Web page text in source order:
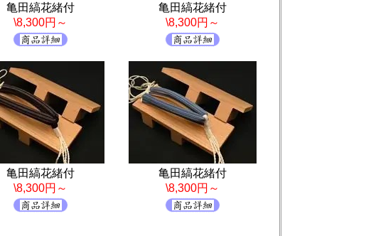
亀田縞花緒付
\8,300円～
亀田縞花緒付
\8,300円～
亀田縞花緒付
\8,300円～
亀田縞花緒付
\8,300円～